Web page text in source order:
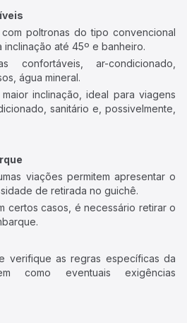
poltronas do tipo convencional
inclinação até 45º e banheiro.
confortáveis, ar-condicionado,
água mineral.
maior inclinação, ideal para viagens
sanitário e, possivelmente,
viações permitem apresentar o
de retirada no guichê.
certos casos, é necessário retirar o
verifique as regras específicas da
como eventuais exigências